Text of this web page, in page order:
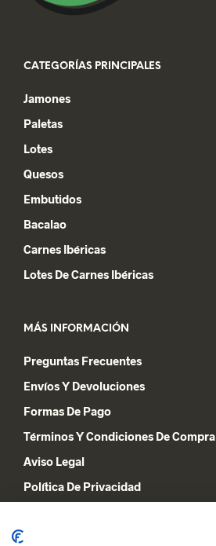
CATEGORÍAS PRINCIPALES
Jamones
Paletas
Lotes
Quesos
Embutidos
Bacalao
Carnes Ibéricas
Lotes De Carnes Ibéricas
MÁS INFORMACIÓN
Preguntas Frecuentes
Envíos Y Devoluciones
Formas De Pago
Términos Y Condiciones De Compra
Aviso Legal
Política De Privacidad